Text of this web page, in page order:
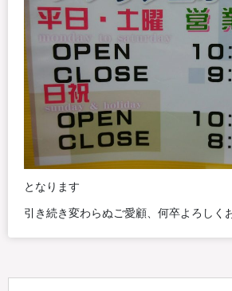
となります
引き続き変わらぬご愛顧、何卒よろしく